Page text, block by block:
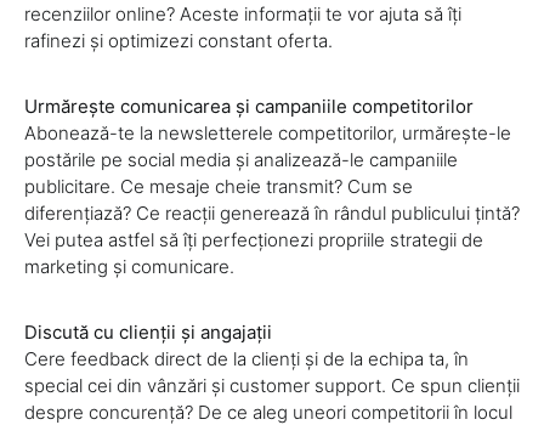
recenziilor online? Aceste informații te vor ajuta să îți
rafinezi și optimizezi constant oferta.
Urmărește comunicarea și campaniile competitorilor
Abonează-te la newsletterele competitorilor, urmărește-le
postările pe social media și analizează-le campaniile
publicitare. Ce mesaje cheie transmit? Cum se
diferențiază? Ce reacții generează în rândul publicului țintă?
Vei putea astfel să îți perfecționezi propriile strategii de
marketing și comunicare.
Discută cu clienții și angajații
Cere feedback direct de la clienți și de la echipa ta, în
special cei din vânzări și customer support. Ce spun clienții
despre concurență? De ce aleg uneori competitorii în locul